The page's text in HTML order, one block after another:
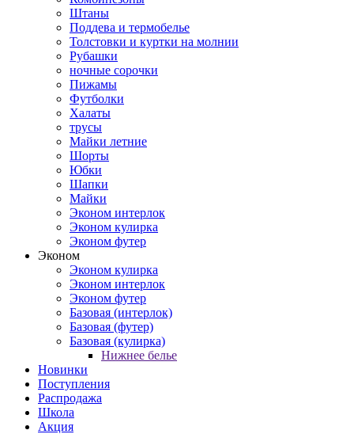
Штаны
Поддева и термобелье
Толстовки и куртки на молнии
Рубашки
ночные сорочки
Пижамы
Футболки
Халаты
трусы
Майки летние
Шорты
Юбки
Шапки
Майки
Эконом интерлок
Эконом кулирка
Эконом футер
Эконом
Эконом кулирка
Эконом интерлок
Эконом футер
Базовая (интерлок)
Базовая (футер)
Базовая (кулирка)
Нижнее белье
Новинки
Поступления
Распродажа
Школа
Акция